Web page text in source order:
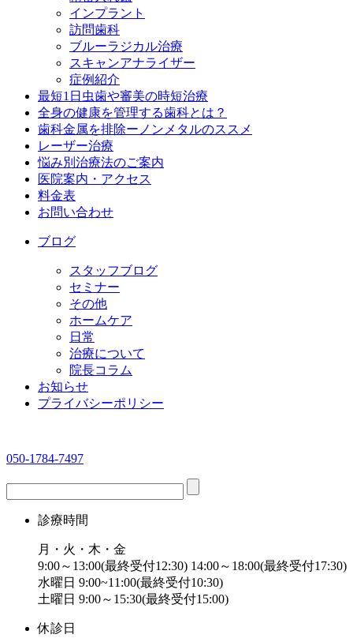
インプラント
訪問歯科
ブルーラジカル治療
スキャンアナライザー
症例紹介
最短1日虫歯や審美の時短治療
全身の健康を管理する歯科とは？
歯科金属を排除ーノンメタルのススメ
レーザー治療
悩み別治療法のご案内
医院案内・アクセス
料金表
お問い合わせ
ブログ
スタッフブログ
セミナー
その他
ホームケア
日常
治療について
院長コラム
お知らせ
プライバシーポリシー
050-1784-7497
診療時間
月・火・木・金
9:00～13:00(最終受付12:30) 14:00～18:00(最終受付17:30)
水曜日 9:00~11:00(最終受付10:30)
土曜日 9:00～15:30(最終受付15:00)
休診日